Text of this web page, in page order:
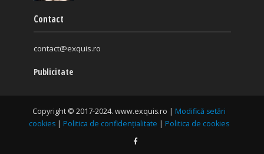
Contact
contact@exquis.ro
Publicitate
Copyright © 2017-2024. www.exquis.ro | Modifică setări
cookies | Politica de confidențialitate | Politica de cookies